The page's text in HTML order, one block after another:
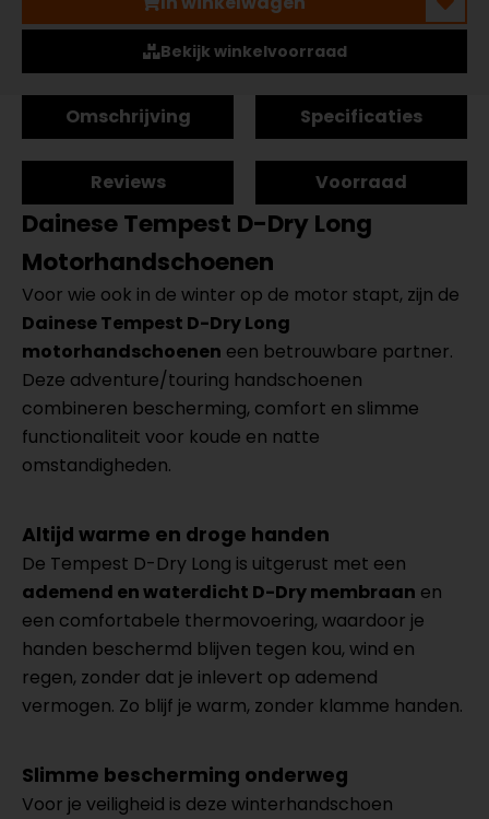
Bekijk winkelvoorraad
Omschrijving Specificaties
Reviews Voorraad
Dainese Tempest D-Dry Long
Motorhandschoenen
Voor wie ook in de winter op de motor stapt, zijn de
Dainese Tempest D-Dry Long
motorhandschoenen een betrouwbare partner.
Deze adventure/touring handschoenen
combineren bescherming, comfort en slimme
functionaliteit voor koude en natte
omstandigheden.
Altijd warme en droge handen
De Tempest D-Dry Long is uitgerust met een
ademend en waterdicht D-Dry membraan en
een comfortabele thermovoering, waardoor je
handen beschermd blijven tegen kou, wind en
regen, zonder dat je inlevert op ademend
vermogen. Zo blijf je warm, zonder klamme handen.
Slimme bescherming onderweg
Voor je veiligheid is deze winterhandschoen